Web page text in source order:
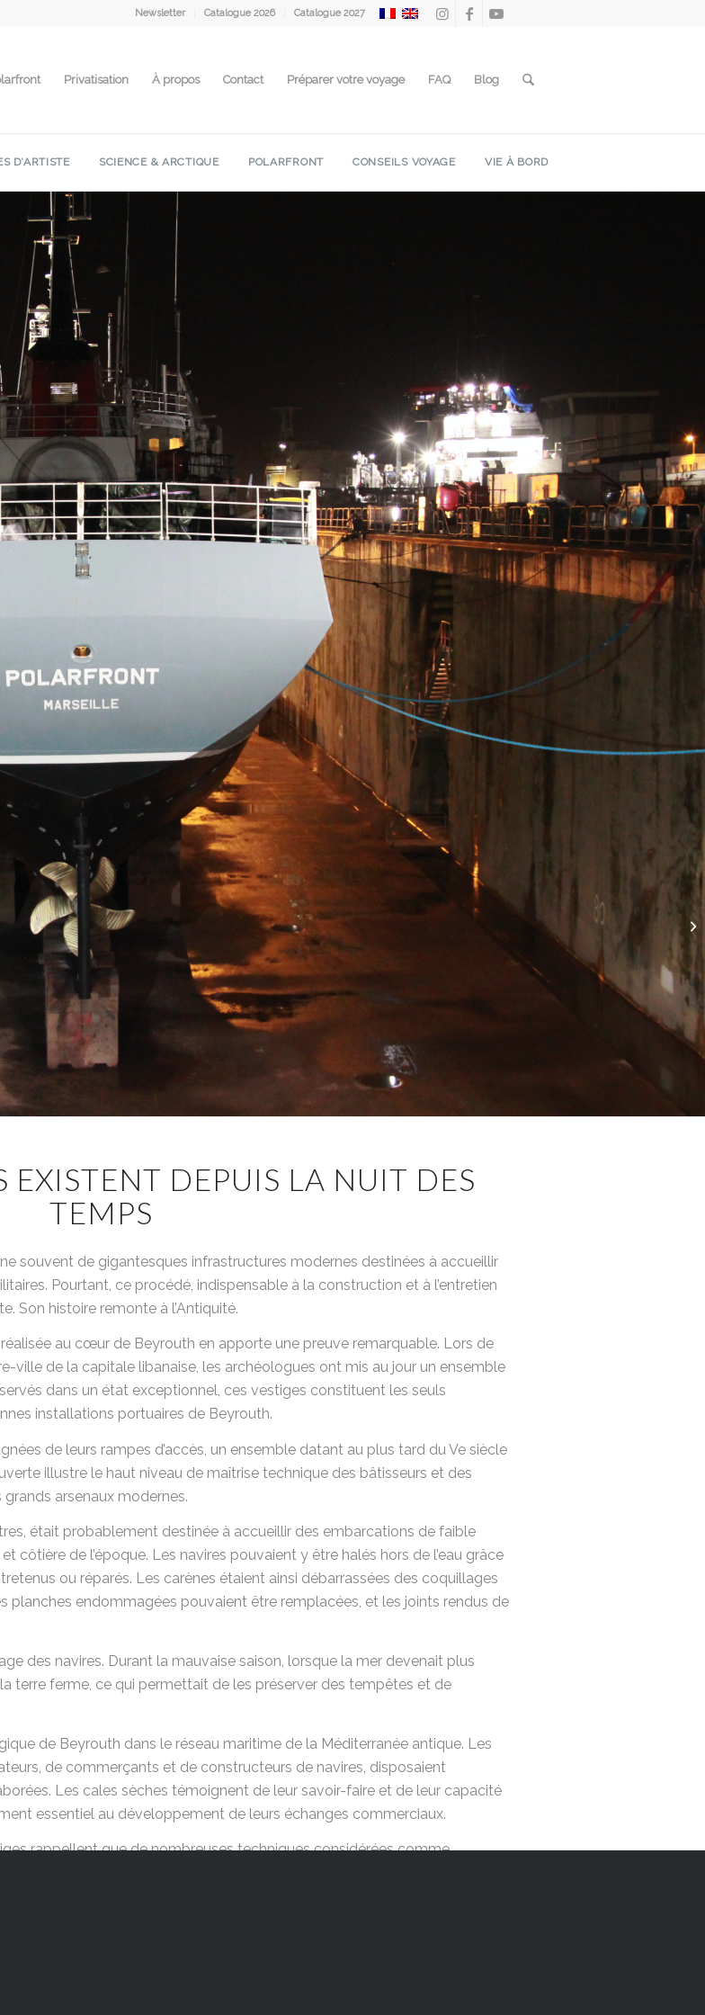
Newsletter Catalogue 2026 Catalogue 2027
Privatisation À propos Contact Préparer votre voyage FAQ Blog
D’ARTISTE SCIENCE & ARCTIQUE POLARFRONT CONSEILS VOYAGE VIE À BORD
EXISTENT DEPUIS LA NUIT DES
TEMPS
souvent de gigantesques infrastructures modernes destinées à accueillir
Pourtant, ce procédé, indispensable à la construction et à l’entretien
Son histoire remonte à l’Antiquité.
au cœur de Beyrouth en apporte une preuve remarquable. Lors de
ville de la capitale libanaise, les archéologues ont mis au jour un ensemble
dans un état exceptionnel, ces vestiges constituent les seuls
installations portuaires de Beyrouth.
de leurs rampes d’accès, un ensemble datant au plus tard du Ve siècle
illustre le haut niveau de maîtrise technique des bâtisseurs et des
grands arsenaux modernes.
était probablement destinée à accueillir des embarcations de faible
côtière de l’époque. Les navires pouvaient y être halés hors de l’eau grâce
ou réparés. Les carènes étaient ainsi débarrassées des coquillages
planches endommagées pouvaient être remplacées, et les joints rendus de
des navires. Durant la mauvaise saison, lorsque la mer devenait plus
terre ferme, ce qui permettait de les préserver des tempêtes et de
de Beyrouth dans le réseau maritime de la Méditerranée antique. Les
de commerçants et de constructeurs de navires, disposaient
Les cales sèches témoignent de leur savoir-faire et de leur capacité
essentiel au développement de leurs échanges commerciaux.
rappellent que de nombreuses techniques considérées comme